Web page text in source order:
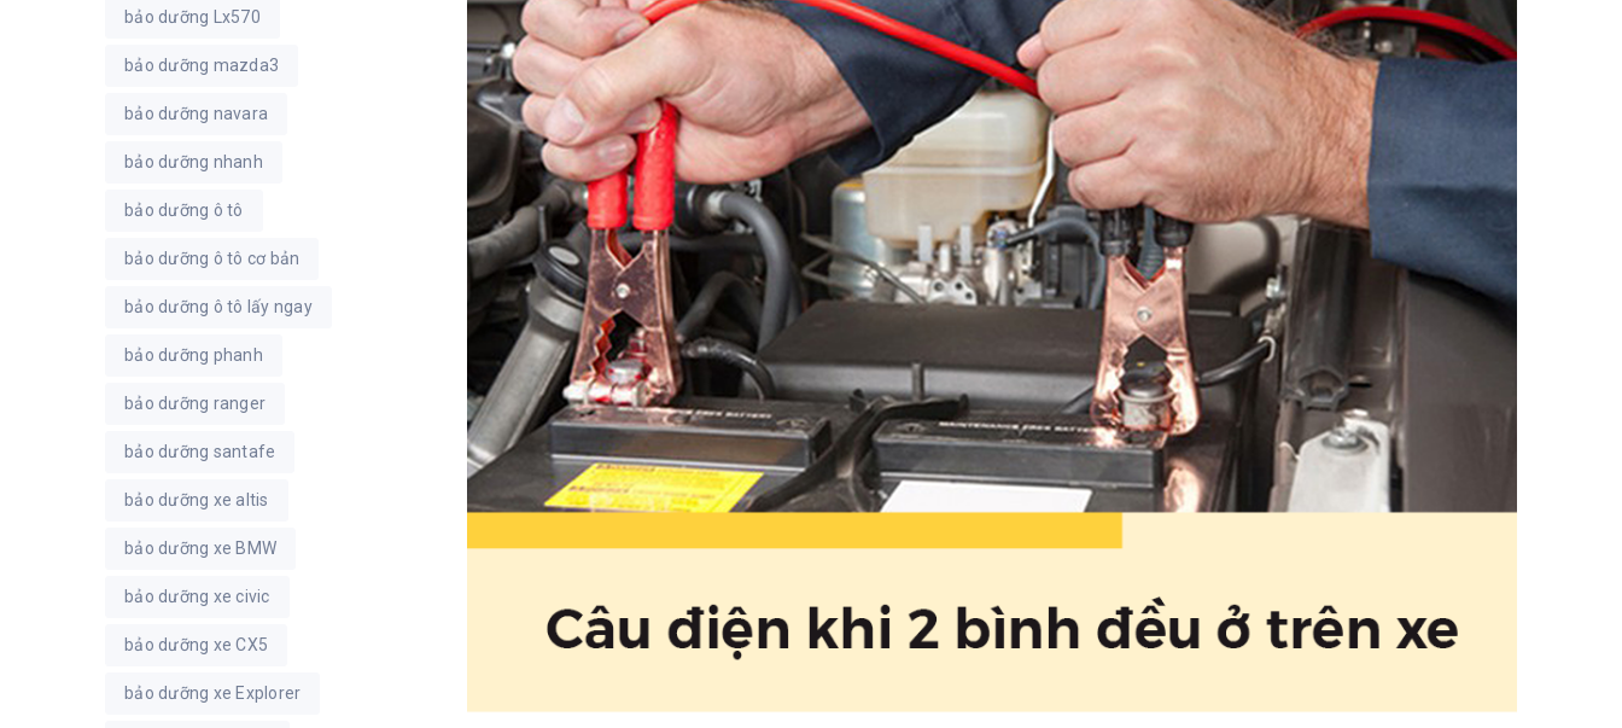
bảo dưỡng Lx570
bảo dưỡng mazda3
bảo dưỡng navara
bảo dưỡng nhanh
bảo dưỡng ô tô
bảo dưỡng ô tô cơ bản
bảo dưỡng ô tô lấy ngay
bảo dưỡng phanh
bảo dưỡng ranger
bảo dưỡng santafe
bảo dưỡng xe altis
bảo dưỡng xe BMW
bảo dưỡng xe civic
bảo dưỡng xe CX5
bảo dưỡng xe Explorer